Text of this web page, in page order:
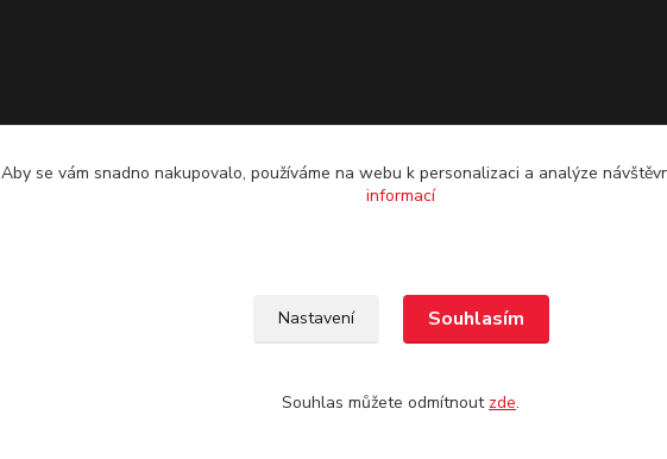
Aby se vám snadno nakupovalo, používáme na webu k personalizaci a analýze
informací
Nastavení Souhlasím
Souhlas můžete odmítnout zde.